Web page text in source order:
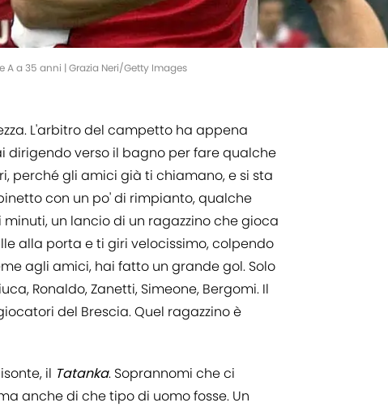
a 35 anni | Grazia Neri/Getty Images
L'arbitro del campetto ha appena
dirigendo verso il bagno per fare qualche
perché gli amici già ti chiamano, e si sta
con un po' di rimpianto, qualche
un lancio di un ragazzino che gioca
alla porta e ti giri velocissimo, colpendo
agli amici, hai fatto un grande gol. Solo
Ronaldo, Zanetti, Simeone, Bergomi. Il
del Brescia. Quel ragazzino è
il Tatanka. Soprannomi che ci
anche di che tipo di uomo fosse. Un